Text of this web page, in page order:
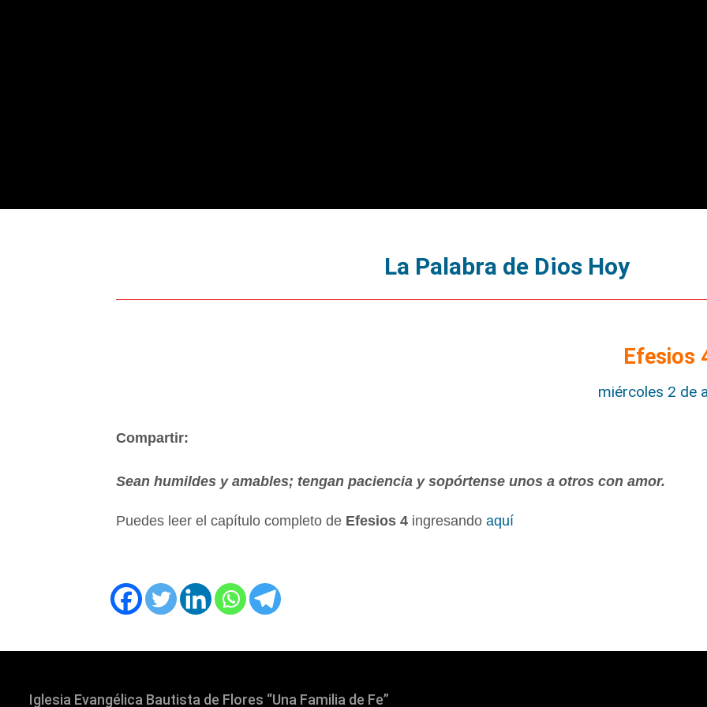
La Palabra de Dios Hoy
Efesios
miércoles 2 de
Compartir:
Sean humildes y amables; tengan paciencia y sopórtense unos a otros con amor.
Puedes leer el capítulo completo de Efesios 4 ingresando aquí
Iglesia Evangélica Bautista de Flores “Una Familia de Fe”